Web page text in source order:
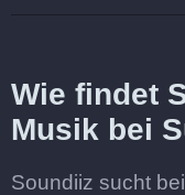
Wie findet
Musik bei
Soundiiz sucht